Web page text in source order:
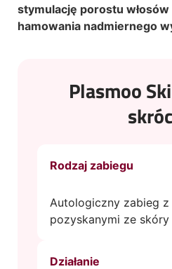
stymulację porostu
hamowania nadmiernego
Plasmoo
Rodzaj zabiegu
Autologiczny zabieg
pozyskanymi ze skóry
Działanie